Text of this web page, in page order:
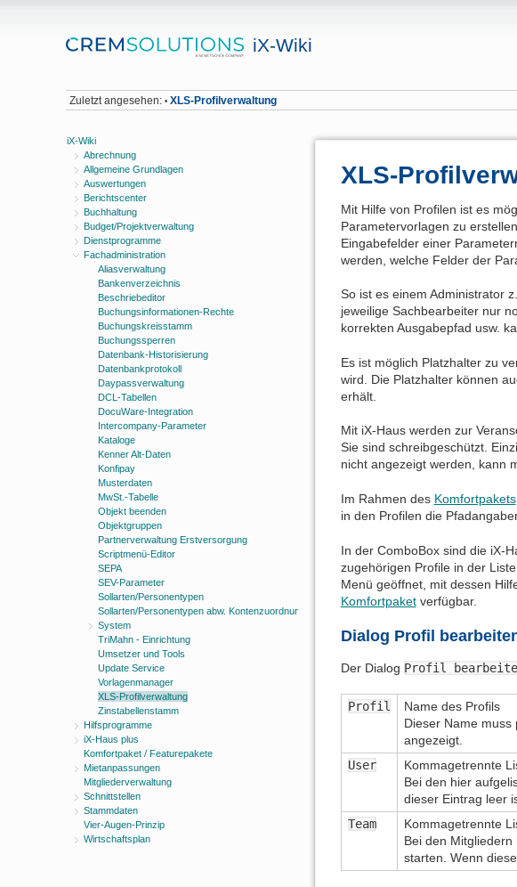
iX-Wiki
Zuletzt angesehen: • XLS-Profilverwaltung
iX-Wiki
Abrechnung
Allgemeine Grundlagen
Auswertungen
Berichtscenter
Buchhaltung
Budget/Projektverwaltung
Dienstprogramme
Fachadministration
Aliasverwaltung
Bankenverzeichnis
Beschriebeditor
Buchungsinformationen-Rechte
Buchungskreisstamm
Buchungssperren
Datenbank-Historisierung
Datenbankprotokoll
Daypassverwaltung
DCL-Tabellen
DocuWare-Integration
Intercompany-Parameter
Kataloge
Kenner Alt-Daten
Konfipay
Musterdaten
MwSt.-Tabelle
Objekt beenden
Objektgruppen
Partnerverwaltung Erstversorgung
Scriptmenü-Editor
SEPA
SEV-Parameter
Sollarten/Personentypen
Sollarten/Personentypen abw. Kontenzuordnungen
System
TriMahn - Einrichtung
Umsetzer und Tools
Update Service
Vorlagenmanager
XLS-Profilverwaltung
Zinstabellenstamm
Hilfsprogramme
iX-Haus plus
Komfortpaket / Featurepakete
Mietanpassungen
Mitgliederverwaltung
Schnittstellen
Stammdaten
Vier-Augen-Prinzip
Wirtschaftsplan
XLS-
Mit Hilfe von Profilen ist es
Parametervorlagen zu
Eingabefelder einer
werden, welche Felder der
So ist es einem Administrator
jeweilige Sachbearbeiter nur
korrekten Ausgabepfad usw.
Es ist möglich Platzhalter zu
wird. Die Platzhalter können
erhält.
Mit iX-Haus werden zur
Sie sind schreibgeschützt.
nicht angezeigt werden, kann
Im Rahmen des Komfortpakets
in den Profilen die
In der ComboBox sind die iX-
zugehörigen Profile in der
Menü geöffnet, mit dessen
Komfortpaketverfügbar.
Dialog Profil
Der Dialog Profil
Profil
Name des Profils
Dieser Name muss
angezeigt.
User
Kommagetrennte
Bei den hier
dieser Eintrag leer
Team
Kommagetrennte
Bei den
starten. Wenn